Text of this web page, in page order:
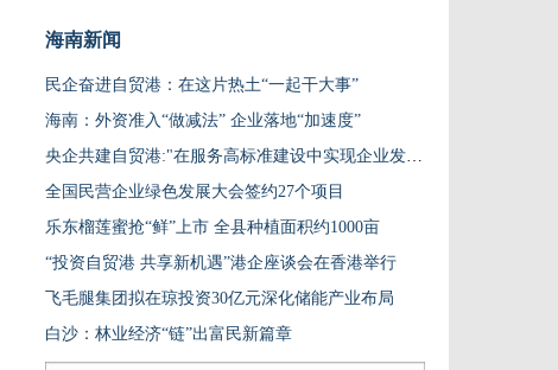
海南新闻
民企奋进自贸港：在这片热土“一起干大事”
海南：外资准入“做减法” 企业落地“加速度”
央企共建自贸港:"在服务高标准建设中实现企业发展"
全国民营企业绿色发展大会签约27个项目
乐东榴莲蜜抢“鲜”上市 全县种植面积约1000亩
“投资自贸港 共享新机遇”港企座谈会在香港举行
飞毛腿集团拟在琼投资30亿元深化储能产业布局
白沙：林业经济“链”出富民新篇章